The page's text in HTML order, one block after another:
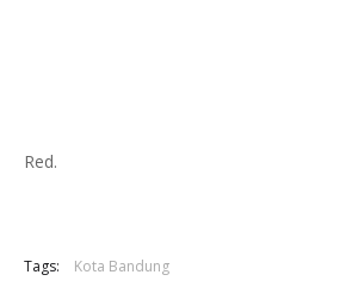
Red.
Tags: Kota Bandung